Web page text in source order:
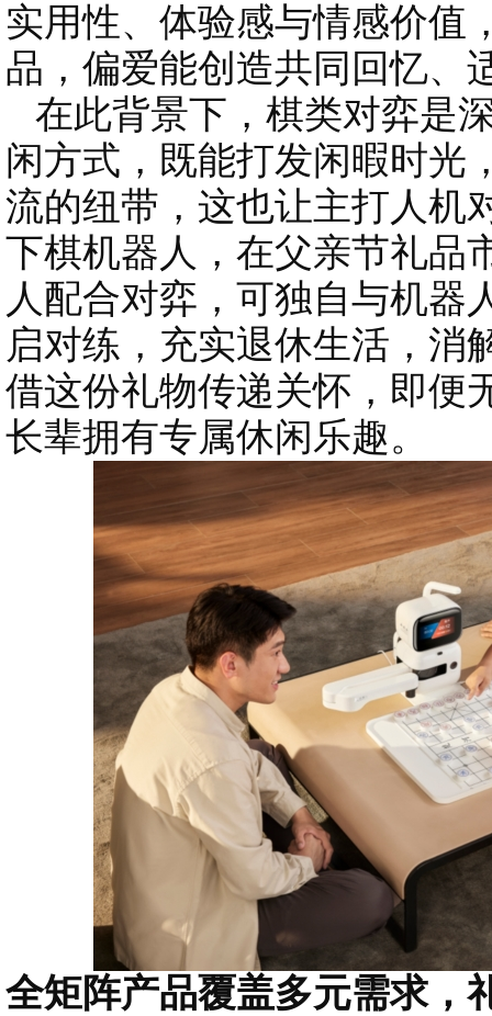
实用性、体验感与情感价值
品，偏爱能创造共同回忆、
在此背景下，棋类对弈是
闲方式，既能打发闲暇时光
流的纽带，这也让主打人机
下棋机器人，在父亲节礼品
人配合对弈，可独自与机器
启对练，充实退休生活，消
借这份礼物传递关怀，即便
长辈拥有专属休闲乐趣。
全矩阵产品覆盖多元需求，